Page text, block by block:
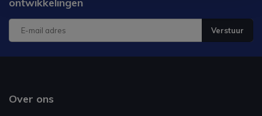
ontwikkelingen
Verstuur
Over ons